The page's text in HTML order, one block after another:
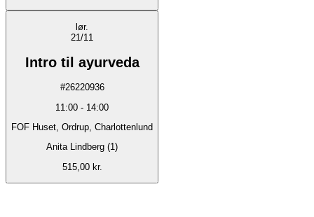
lør.
21/11
Intro til ayurveda
#26220936
11:00 - 14:00
FOF Huset, Ordrup, Charlottenlund
Anita Lindberg (1)
515,00 kr.